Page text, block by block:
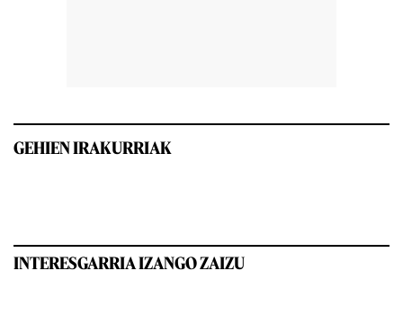
GEHIEN IRAKURRIAK
INTERESGARRIA IZANGO ZAIZU